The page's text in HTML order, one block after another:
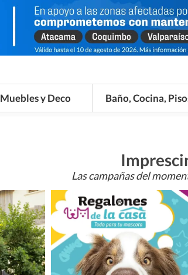
Muebles y Deco Baño, Cocina,
Las campañas del